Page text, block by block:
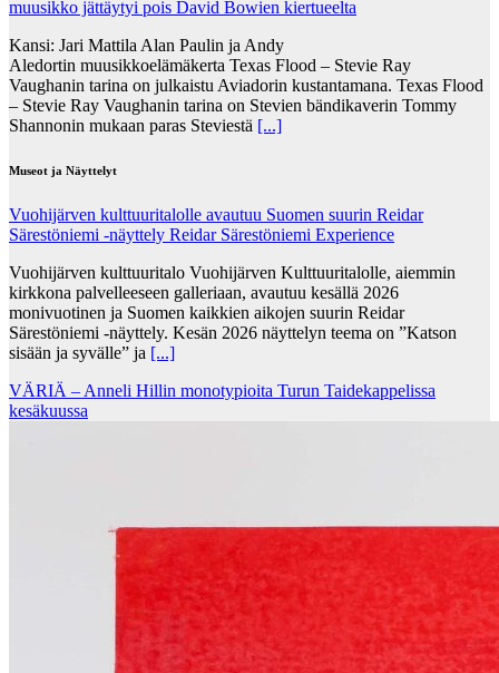
muusikko jättäytyi pois David Bowien kiertueelta
Kansi: Jari Mattila Alan Paulin ja Andy
Aledortin muusikkoelämäkerta Texas Flood – Stevie Ray
Vaughanin tarina on julkaistu Aviadorin kustantamana. Texas Flood
– Stevie Ray Vaughanin tarina on Stevien bändikaverin Tommy
Shannonin mukaan paras Steviestä [...]
Museot ja Näyttelyt
Vuohijärven kulttuuritalolle avautuu Suomen suurin Reidar
Särestöniemi -näyttely Reidar Särestöniemi Experience
Vuohijärven kulttuuritalo Vuohijärven Kulttuuritalolle, aiemmin
kirkkona palvelleeseen galleriaan, avautuu kesällä 2026
monivuotinen ja Suomen kaikkien aikojen suurin Reidar
Särestöniemi -näyttely. Kesän 2026 näyttelyn teema on ”Katson
sisään ja syvälle” ja [...]
VÄRIÄ – Anneli Hillin monotypioita Turun Taidekappelissa
kesäkuussa